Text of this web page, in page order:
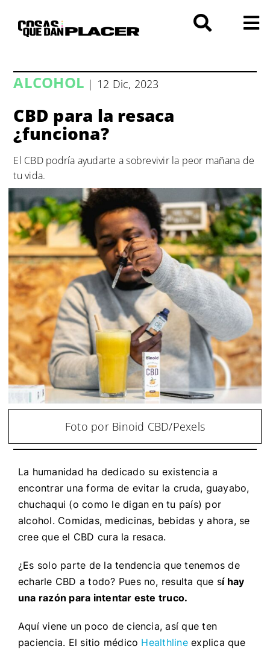
contenido
ALCOHOL | 12 Dic, 2023
CBD para la resaca
¿funciona?
El CBD podría ayudarte a sobrevivir la peor mañana de
tu vida.
Foto por Binoid CBD/Pexels
La humanidad ha dedicado su existencia a
encontrar una forma de evitar la cruda, guayabo,
chuchaqui (o como le digan en tu país) por
alcohol. Comidas, medicinas, bebidas y ahora, se
cree que el CBD cura la resaca.
¿Es solo parte de la tendencia que tenemos de
echarle CBD a todo? Pues no, resulta que sí hay
una razón para intentar este truco.
Aquí viene un poco de ciencia, así que ten
paciencia. El sitio médico Healthlineexplica que